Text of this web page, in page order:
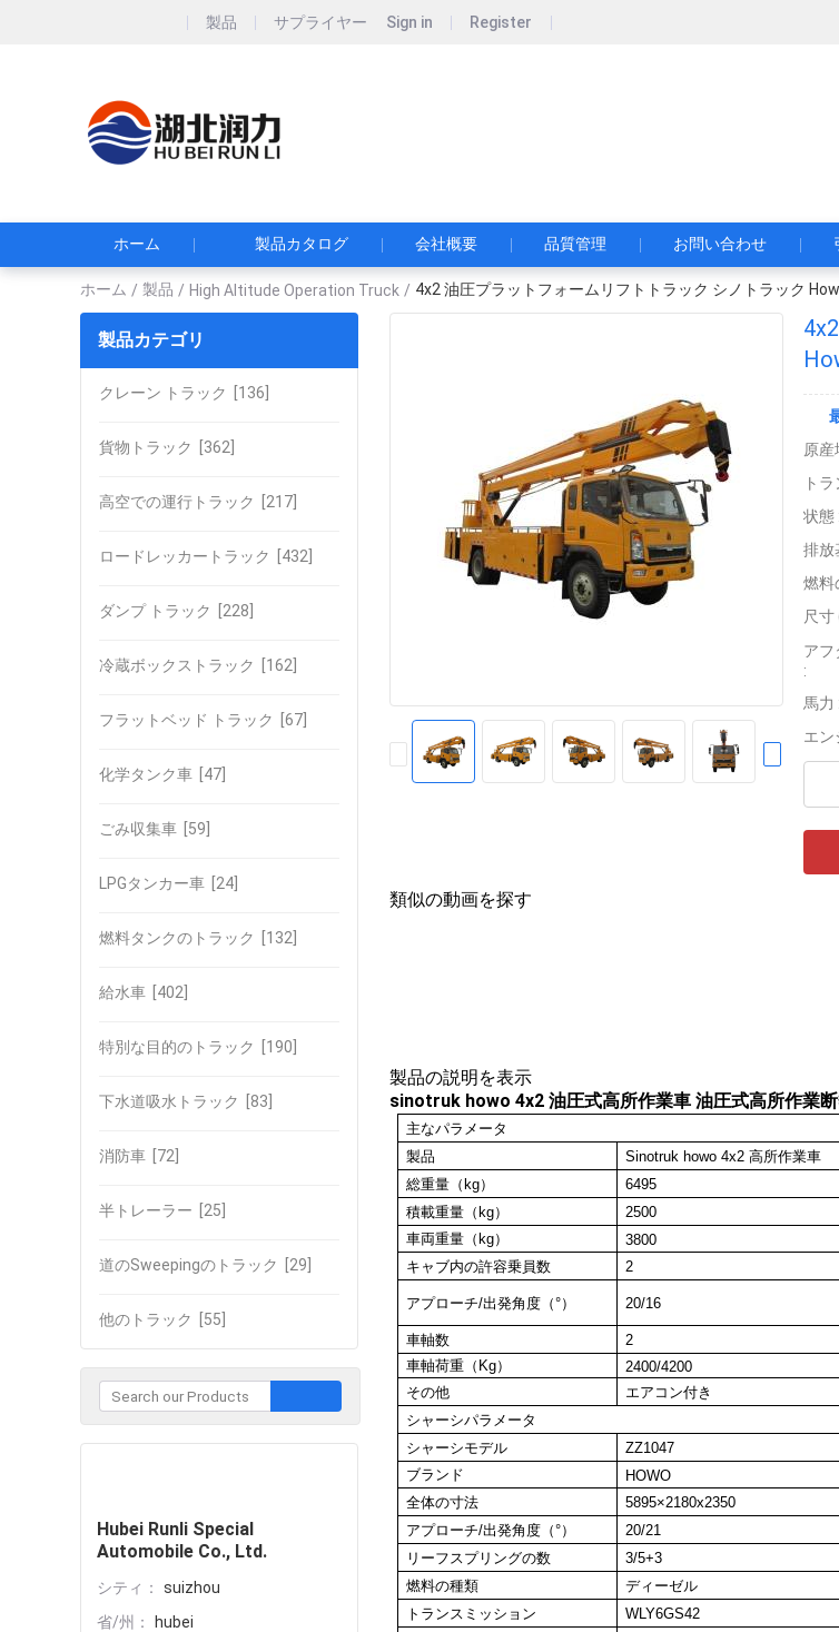
製品 サプライヤー Sign in Register
ホーム 製品カタログ 会社概要 品質管理 お問い合わせ
ホーム / 製品 / High Altitude Operation Truck / 4x2 油圧プラットフォームリフトトラック シノトラック
製品カテゴリ
クレーン トラック [136]
貨物トラック [362]
高空での運行トラック [217]
ロードレッカートラック [432]
ダンプ トラック [228]
冷蔵ボックストラック [162]
フラットベッド トラック [67]
化学タンク車 [47]
ごみ収集車 [59]
LPGタンカー車 [24]
燃料タンクのトラック [132]
給水車 [402]
特別な目的のトラック [190]
下水道吸水トラック [83]
消防車 [72]
半トレーラー [25]
道のSweepingのトラック [29]
他のトラック [55]
Hubei Runli Special
Automobile Co., Ltd.
シティ：
suizhou
省/州：
hubei
原産
ト
状態 :
排放
燃料
尺寸
アフ
:
馬力 :
エン
類似の動画を探す
製品の説明を表示
sinotruk howo 4x2 油圧式高所作業車 油圧式高所作業
主なパラメータ
製品
Sinotruk howo4x2 高所作業車
総重量（kg）
6495
積載重量（kg）
2500
車両重量（kg）
3800
キャブ内の許容乗員数
2
アプローチ/出発角度（°） 20/16
車軸数 2
車軸荷重（Kg）
2400/4200
その他
エアコン付き
シャーシパラメータ
シャーシモデル
ZZ1047
ブランド
HOWO
全体の寸法
5895×2180x2350
アプローチ/出発角度（°）
20/21
リーフスプリングの数
3/5+3
燃料の種類
ディーゼル
トランスミッション
WLY6GS42